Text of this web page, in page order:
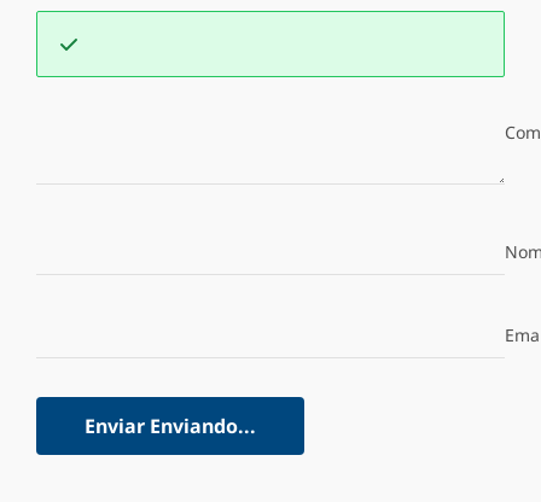
Enviar Enviando...